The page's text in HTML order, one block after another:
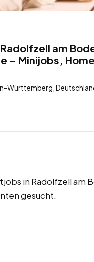
am
– Minijobs,
Württemberg,
in Radolfzell am
gesucht.